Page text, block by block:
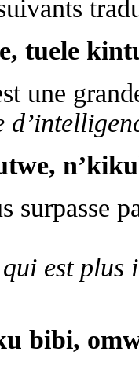
tuele
une
surpasse
est
bibi,